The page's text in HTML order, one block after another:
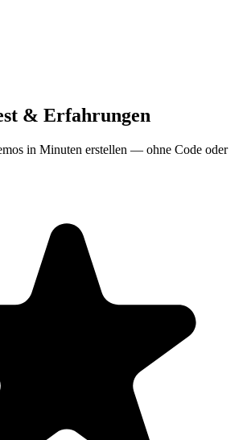
& Erfahrungen
in Minuten erstellen — ohne Code oder